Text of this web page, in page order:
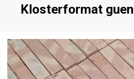
Schlagwort
:
Klosterformat